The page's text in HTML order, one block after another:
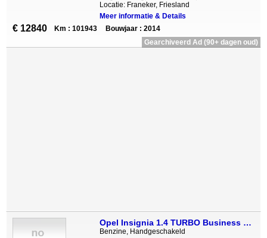
Locatie: Franeker, Friesland
Meer informatie & Details
€ 12840 Km : 101943
Bouwjaar : 2014
Gearchiveerd Ad (90+ dagen oud)
Opel Insignia 1.4 TURBO Business navi leder climate
Benzine, Handgeschakeld